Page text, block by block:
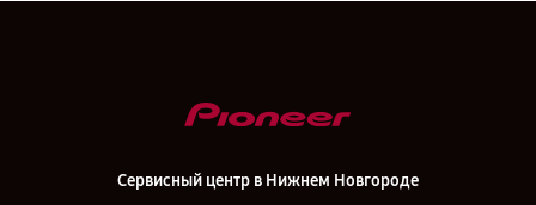
Сервисный центр в Нижнем Новгороде